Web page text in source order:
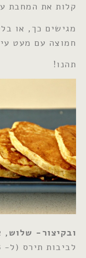
קלות את המחבת
מגישים כך, או
חמוצה עם מעט
תהנו!
ובקיצור- שלוש,
לביבות תירס (ל- 18 לביבות בערך)